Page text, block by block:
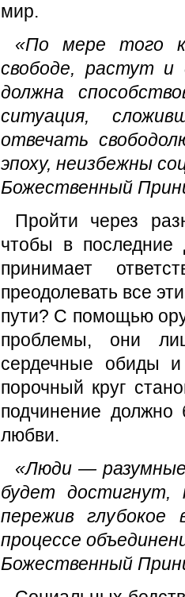
мир.
«По мере того
свободе, растут и
должна
ситуация,
отвечать
эпоху, неизбежны
Божественный
Пройти через
чтобы в последние
принимает
преодолевать все
пути? С помощью
проблемы, они
сердечные обиды
порочный круг
подчинение
любви.
«Люди —
будет достигнут,
пережив глубокое
процессе
Божественный